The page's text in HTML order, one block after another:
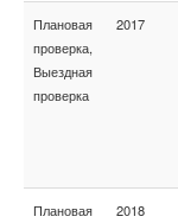
Плановая
проверка,
Выездная
проверка
2017
Плановая
2018